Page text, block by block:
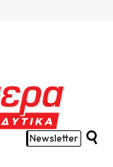
Newsletter